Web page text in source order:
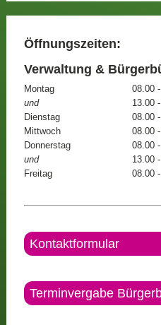
Öffnungszeiten:
Verwaltung &
Montag
08.00
und
13.00
Dienstag
08.00
Mittwoch
08.00
Donnerstag
08.00
und
13.00
Freitag
08.00
Kontaktformular
Terminvergabe